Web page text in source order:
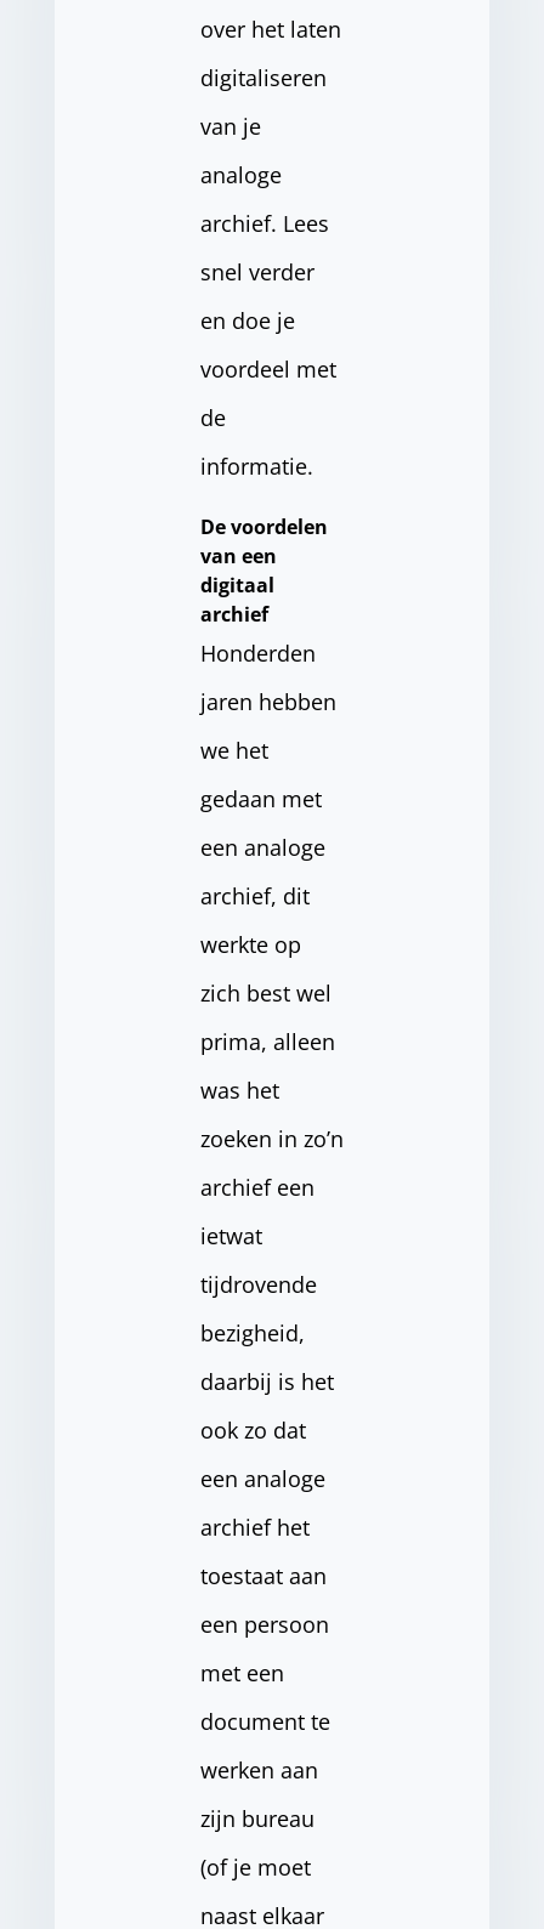
over het laten
digitaliseren
van je
analoge
archief. Lees
snel verder
en doe je
voordeel met
de
informatie.
De voordelen
van een
digitaal
archief
Honderden
jaren hebben
we het
gedaan met
een analoge
archief, dit
werkte op
zich best wel
prima, alleen
was het
zoeken in zo’n
archief een
ietwat
tijdrovende
bezigheid,
daarbij is het
ook zo dat
een analoge
archief het
toestaat aan
een persoon
met een
document te
werken aan
zijn bureau
(of je moet
naast elkaar